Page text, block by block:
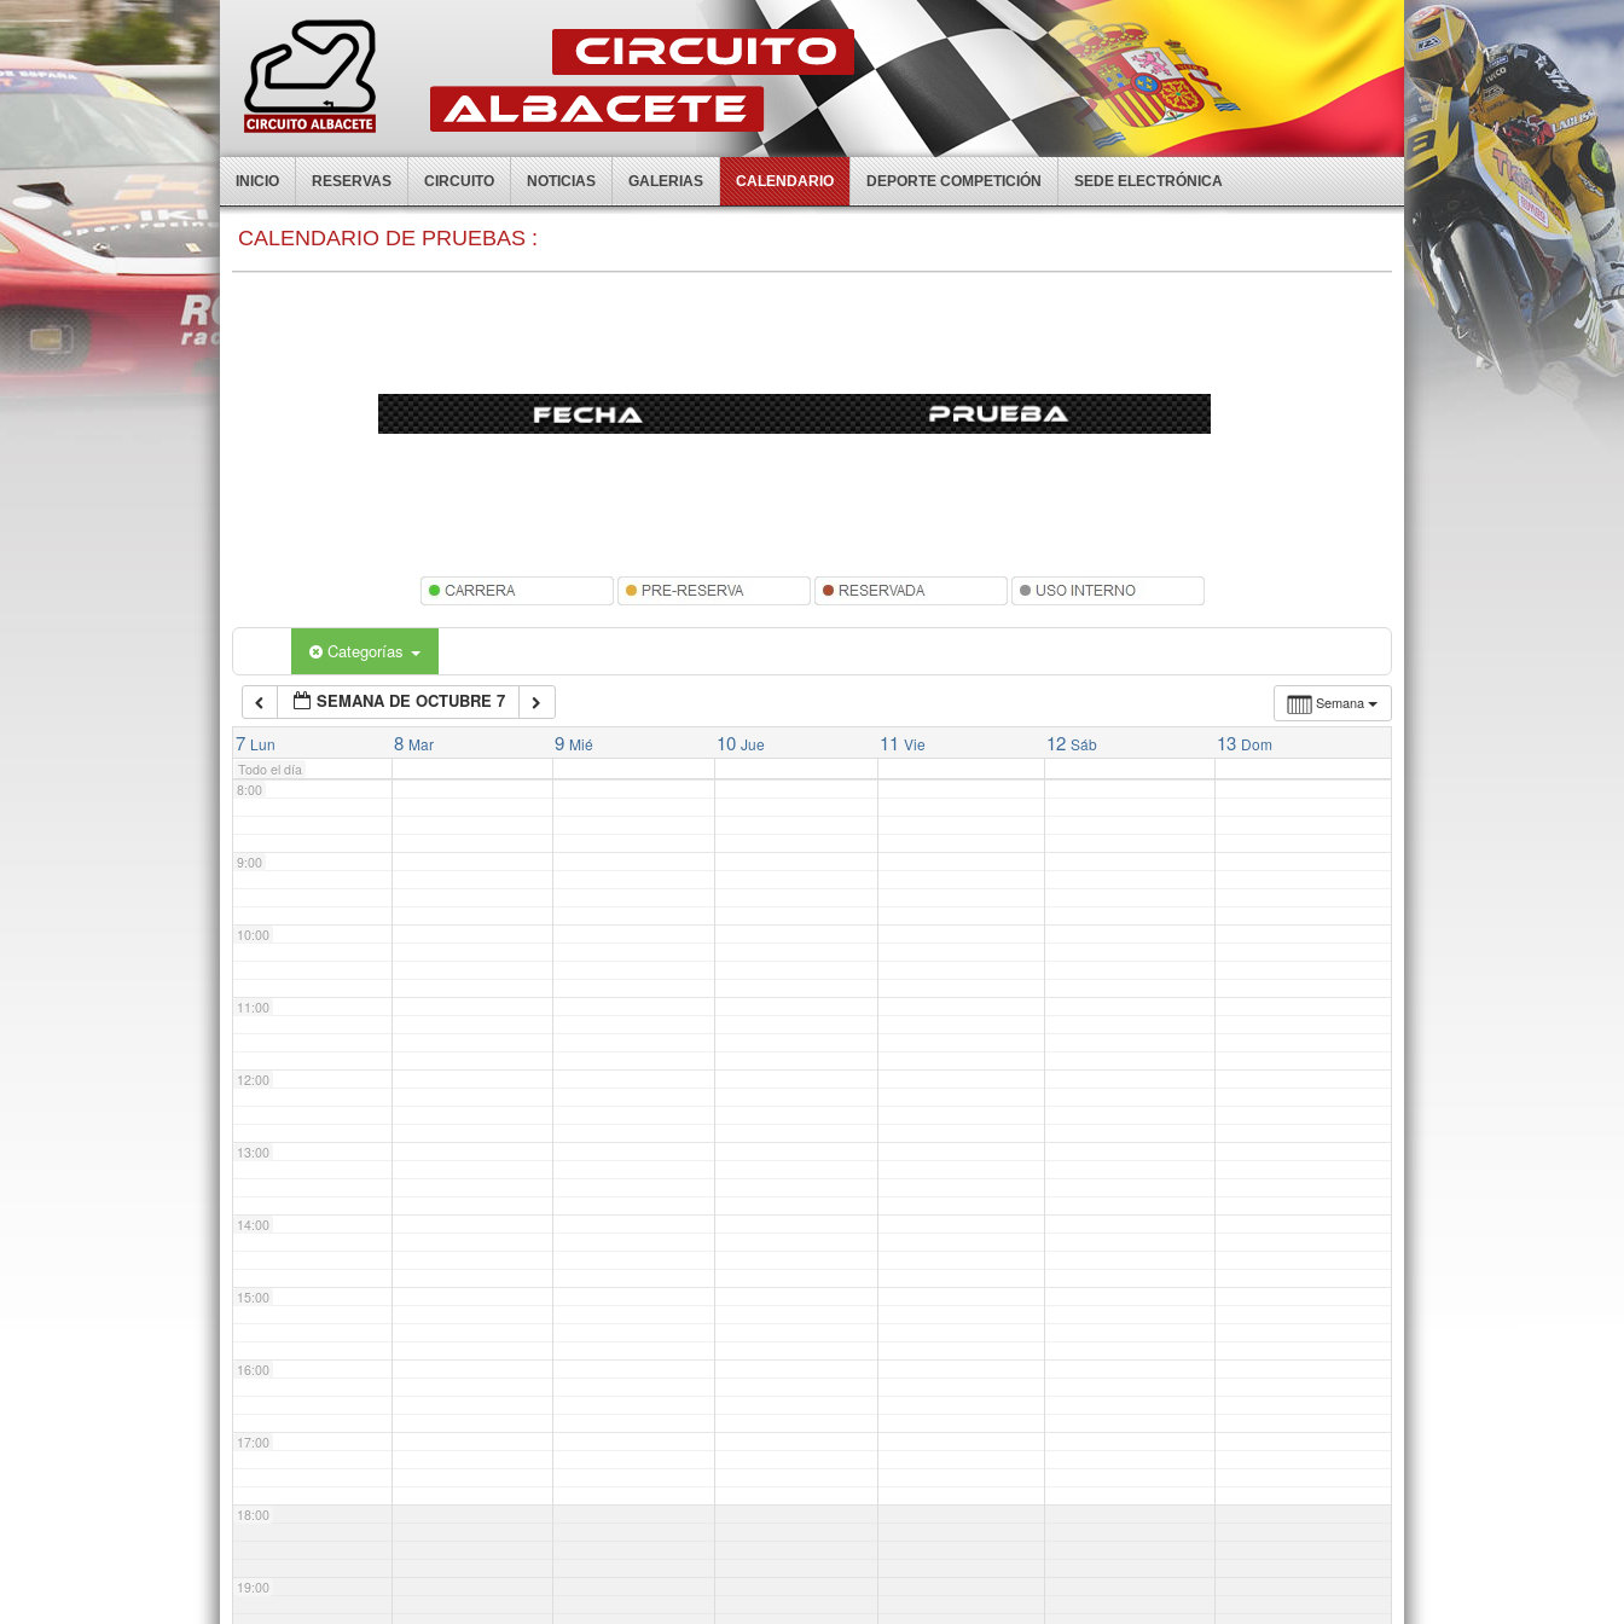
INICIO RESERVAS CIRCUITO NOTICIAS GALERIAS CALENDARIO DEPORTE COMPETICIÓN SEDE ELECTRÓNICA
CALENDARIO DE PRUEBAS :
Categorías
Semana
SEMANA DE OCTUBRE 7
7 Lun 8 Mar 9 Mié 10 Jue 11 Vie 12 Sáb 13 Dom
Todo el día
0:00
7:00
8:00
9:00
10:00
11:00
12:00
13:00
14:00
15:00
16:00
17:00
18:00
19:00